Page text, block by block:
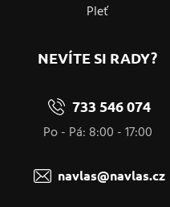
Pleť
NEVÍTE SI RADY?
733 546 074
Po - Pá: 8:00 - 17:00
navlas@navlas.cz